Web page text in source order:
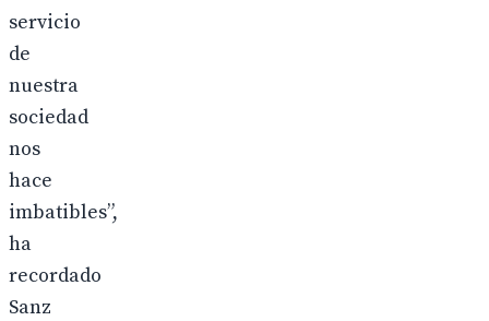
servicio
de
nuestra
sociedad
nos
hace
imbatibles”,
ha
recordado
Sanz